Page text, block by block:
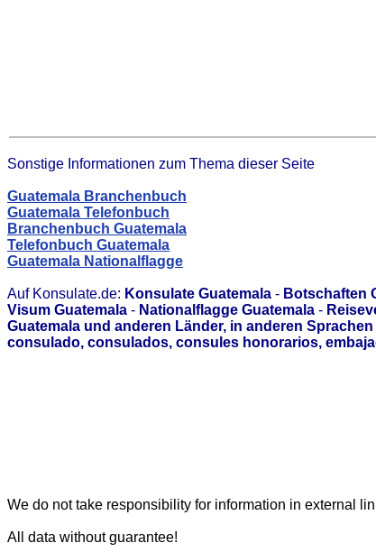
Sonstige Informationen zum Thema dieser Seite
Guatemala Branchenbuch
Guatemala Telefonbuch
Branchenbuch Guatemala
Telefonbuch Guatemala
Guatemala Nationalflagge
Auf Konsulate.de: Konsulate Guatemala - Botschaften
Visum Guatemala - Nationalflagge Guatemala -
Guatemala und anderen Länder, in anderen
consulado, consulados, consules honorarios,
We do not take responsibility for information in external
All data without guarantee!